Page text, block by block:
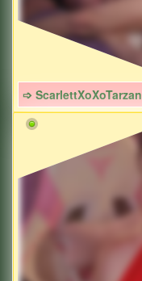
➩ ScarlettXoXoTarzan